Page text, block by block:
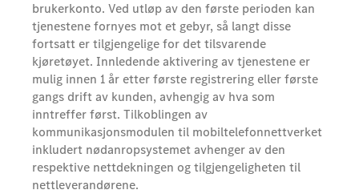
brukerkonto. Ved utløp av den første perioden kan
tjenestene fornyes mot et gebyr, så langt disse
fortsatt er tilgjengelige for det tilsvarende
kjøretøyet. Innledende aktivering av tjenestene er
mulig innen 1 år etter første registrering eller første
gangs drift av kunden, avhengig av hva som
inntreffer først. Tilkoblingen av
kommunikasjonsmodulen til mobiltelefonnettverket
inkludert nødanropsystemet avhenger av den
respektive nettdekningen og tilgjengeligheten til
nettleverandørene.